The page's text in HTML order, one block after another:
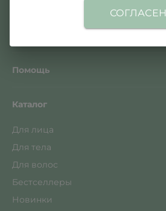
Помощь
Каталог
Для лица
Для тела
Для волос
Бестселлеры
Новинки
СОГЛАСЕН